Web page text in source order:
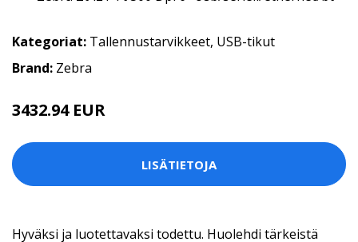
Kategoriat: Tallennustarvikkeet, USB-tikut
Brand: Zebra
3432.94 EUR
LISÄTIETOJA
Hyväksi ja luotettavaksi todettu. Huolehdi tärkeistä